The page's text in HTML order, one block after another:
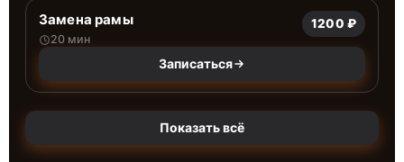
Замена рамы
20 мин
1200 ₽
Записаться
Показать всё